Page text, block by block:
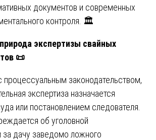
документов и современных
контроля. 🏛️
экспертизы свайных
📜
процессуальным законодательством,
экспертиза назначается
или постановлением следователя.
об уголовной
за дачу заведомо ложного